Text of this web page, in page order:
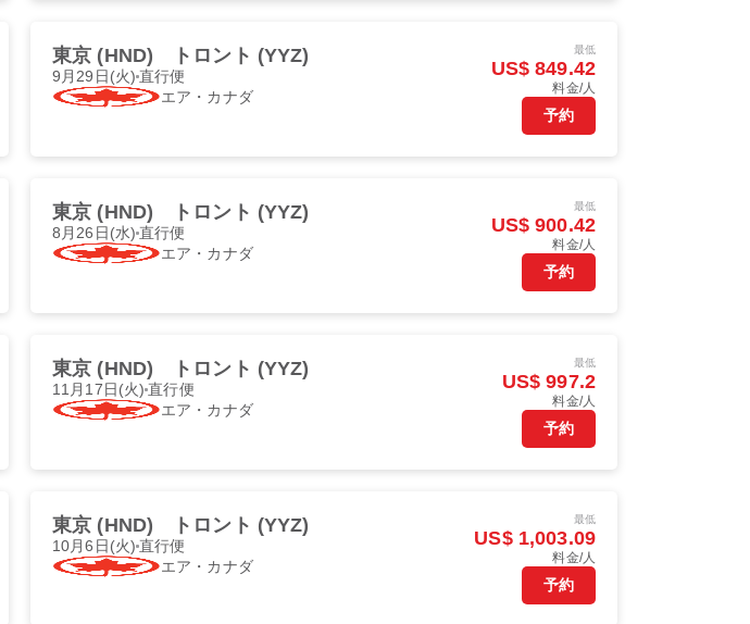
東京 (HND) トロント (YYZ)
9月29日(火)直行便
エア・カナダ
最低
US$ 849.42
料金/人
予約
東京 (HND) トロント (YYZ)
8月26日(水)直行便
エア・カナダ
最低
US$ 900.42
料金/人
予約
東京 (HND) トロント (YYZ)
11月17日(火)直行便
エア・カナダ
最低
US$ 997.2
料金/人
予約
東京 (HND) トロント (YYZ)
10月6日(火)直行便
エア・カナダ
最低
US$ 1,003.09
料金/人
予約